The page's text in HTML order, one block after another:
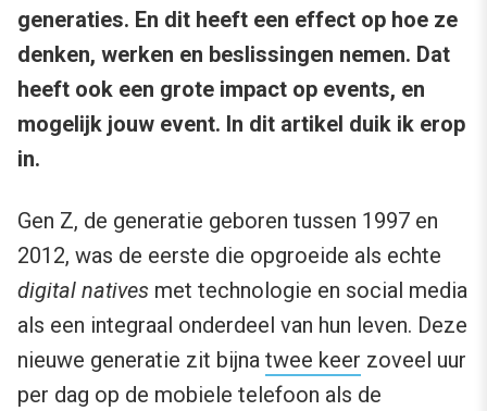
generaties. En dit heeft een effect op hoe ze
denken, werken en beslissingen nemen. Dat
heeft ook een grote impact op events, en
mogelijk jouw event. In dit artikel duik ik erop
in.
Gen Z, de generatie geboren tussen 1997 en
2012, was de eerste die opgroeide als echte
digital natives met technologie en social media
als een integraal onderdeel van hun leven. Deze
nieuwe generatie zit bijna twee keer zoveel uur
per dag op de mobiele telefoon als de